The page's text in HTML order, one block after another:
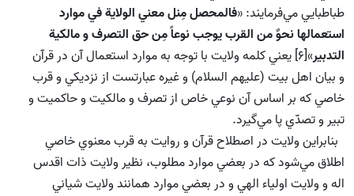
طباطبايي مي‌فرمايند: «فالمحصل مِنل معني الولاية في موارد
استعمالها نحوٌ من القرب يوجب نوعاً مِن حق التصرف و مالكية‌
التدبير
»[6] يعني كلمه ولايت با توجه به موارد استعمال آن در قرآن
و بيان اهل بيت (علیهم السلام) و غيره عبارتست از نزديكي و قرب
خاصي كه بر اساس آن نوعي خاص از تصرف و مالكيت و حاكميت و
تبير و تصدّي پا مي‌گيرد.
بنابراين ولايت در اصطلاح قرآن و روايت به قرب معنوي خاصي
اطلاق مي‌شود كه در بعضي موارد مطلوب، نظير ولايت ذات اقدس
اله و ولايت اولياء الهي و در بعضي موارد همانند ولايت شياني